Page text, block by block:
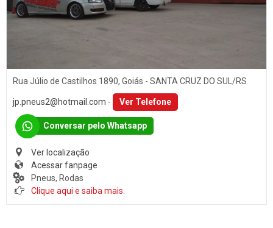
Rua Júlio de Castilhos 1890, Goiás - SANTA CRUZ DO SUL/RS
jp.pneus2@hotmail.com - Ver Telefone
Conversar pelo Whatsapp
Ver localização
Acessar fanpage
Pneus, Rodas
Clique aqui e saiba mais.